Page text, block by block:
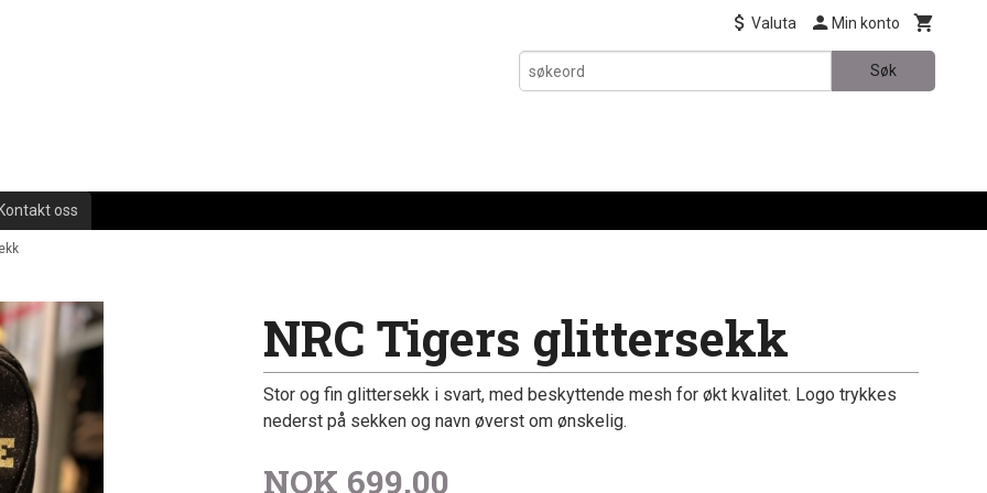
Valuta Min konto
Søk
Kontakt oss
NRC Tigers glittersekk
Stor og fin glittersekk i svart, med beskyttende mesh for økt kvalitet. Logo trykkes
nederst på sekken og navn øverst om ønskelig.
NOK 699,00